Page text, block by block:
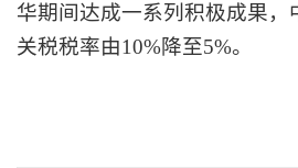
华期间达成一系列积极成果，
关税税率由10%降至5%。